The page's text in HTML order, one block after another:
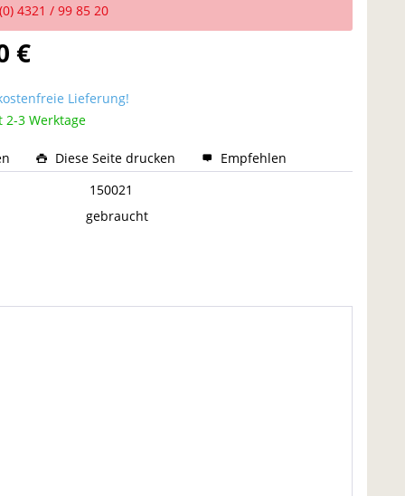
4321 / 99 85 20
€
Lieferung!
3 Werktage
Diese Seite drucken
Empfehlen
150021
gebraucht